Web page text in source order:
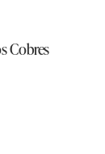
Cobres